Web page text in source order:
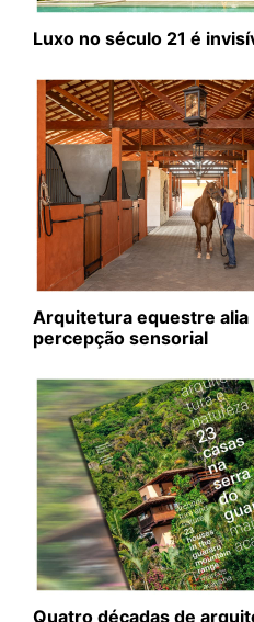
Luxo no século 21 é
Arquitetura equestre alia
percepção sensorial
Quatro décadas de